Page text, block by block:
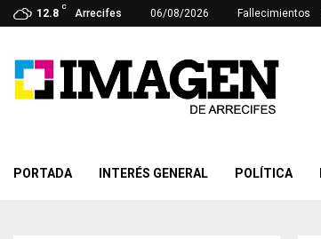
12.8
C
Arrecifes 06/08/2026 Fallecimientos
PORTADA INTERÉS GENERAL POLÍTICA